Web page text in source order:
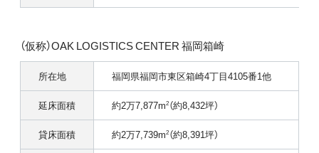
（仮称）OAK LOGISTICS CENTER 福岡箱崎
所在地 福岡県福岡市東区箱崎4丁目4105番1他
延床面積 約2万7,877m2（約8,432坪）
貸床面積 約2万7,739m2（約8,391坪）